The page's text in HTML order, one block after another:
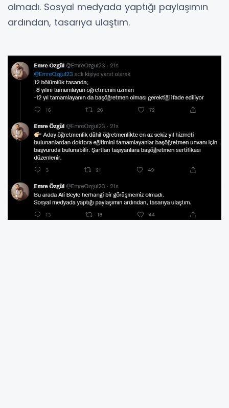
olmadı. Sosyal medyada yaptığı paylaşımın
ardından, tasarıya ulaştım.